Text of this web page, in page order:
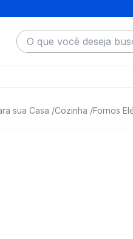
O que você deseja
sua Casa Cozinha Fornos